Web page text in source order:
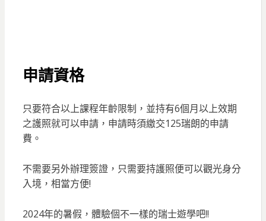
申請資格
只要符合以上課程年齡限制，並持有6個月以上效期
之護照就可以申請，申請時須繳交125瑞朗的申請
費。
不需要另外辦理簽證，只需要持護照便可以觀光身分
入境，相當方便!
2024年的暑假，體驗個不一樣的瑞士遊學吧!!